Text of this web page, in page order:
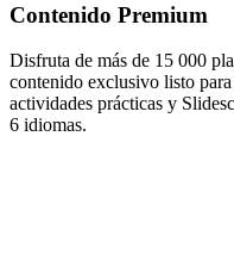
Contenido Premium
Disfruta de más de 15 000
contenido exclusivo listo
actividades prácticas y
6 idiomas.